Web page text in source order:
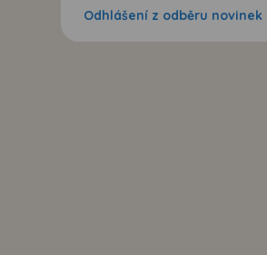
Odhlášení z odběru novinek